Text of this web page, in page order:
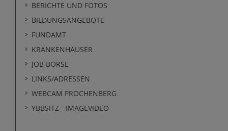
BERICHTE UND FOTOS
BILDUNGSANGEBOTE
FUNDAMT
KRANKENHÄUSER
JOB BÖRSE
LINKS/ADRESSEN
WEBCAM PROCHENBERG
YBBSITZ - IMAGEVIDEO